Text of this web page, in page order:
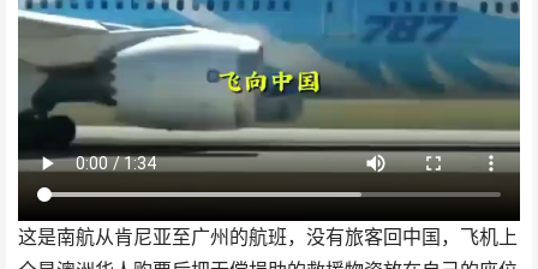
这是南航从肯尼亚至广州的航班，没有旅客回中国，飞机上
非华人的爱